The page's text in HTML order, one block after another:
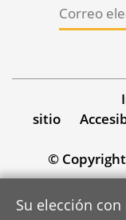
sitio
©
Su elección